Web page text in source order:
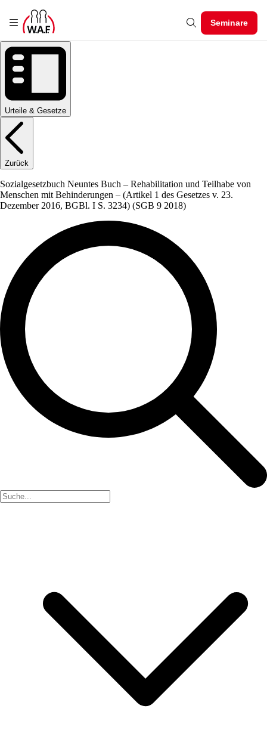
Seminare
Urteile & Gesetze
Zurück
Sozialgesetzbuch Neuntes Buch – Rehabilitation und Teilhabe von
Menschen mit Behinderungen – (Artikel 1 des Gesetzes v. 23.
Dezember 2016, BGBl. I S. 3234) (SGB 9 2018)